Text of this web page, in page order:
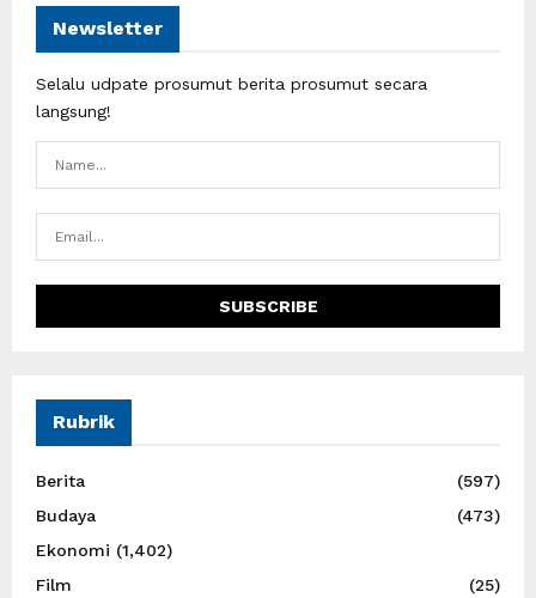
Newsletter
Selalu udpate prosumut berita prosumut secara
langsung!
Rubrik
Berita
(597)
Budaya
(473)
Ekonomi (1,402)
Film
(25)